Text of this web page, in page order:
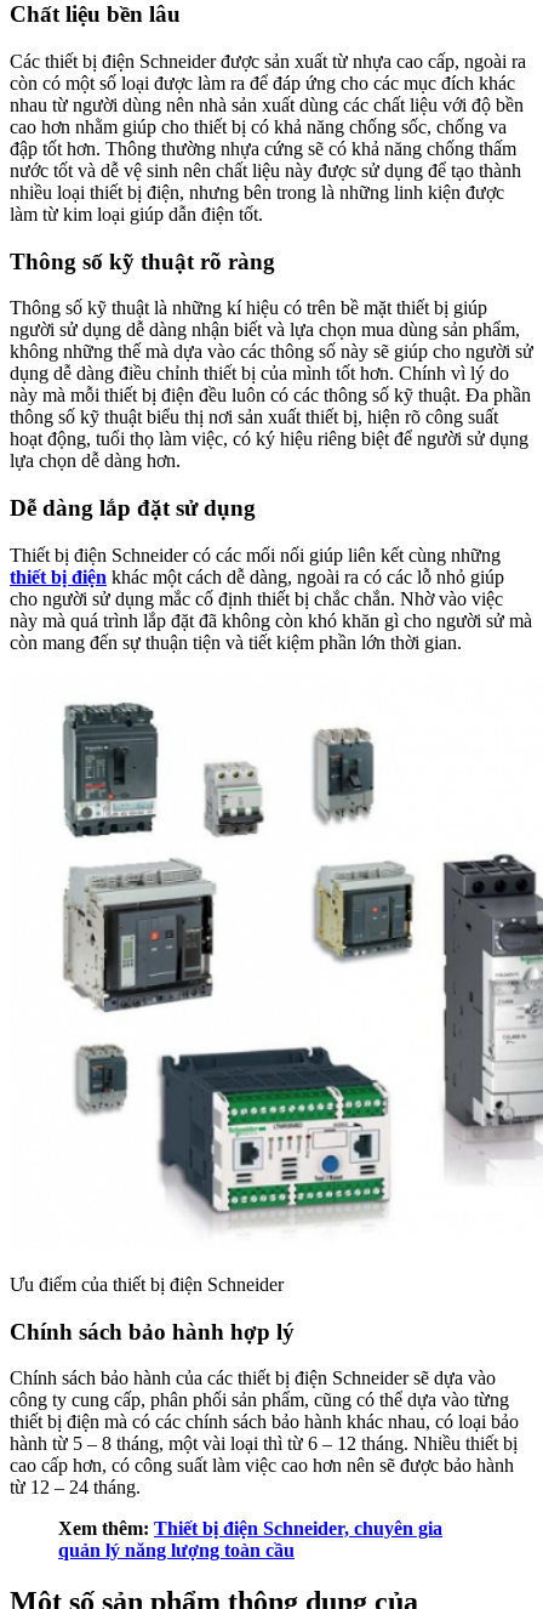
Chất liệu bền lâu
Các thiết bị điện Schneider được sản xuất từ nhựa cao cấp, ngoài ra
còn có một số loại được làm ra để đáp ứng cho các mục đích khác
nhau từ người dùng nên nhà sản xuất dùng các chất liệu với độ bền
cao hơn nhằm giúp cho thiết bị có khả năng chống sốc, chống va
đập tốt hơn. Thông thường nhựa cứng sẽ có khả năng chống thấm
nước tốt và dễ vệ sinh nên chất liệu này được sử dụng để tạo thành
nhiều loại thiết bị điện, nhưng bên trong là những linh kiện được
làm từ kim loại giúp dẫn điện tốt.
Thông số kỹ thuật rõ ràng
Thông số kỹ thuật là những kí hiệu có trên bề mặt thiết bị giúp
người sử dụng dễ dàng nhận biết và lựa chọn mua dùng sản phẩm,
không những thế mà dựa vào các thông số này sẽ giúp cho người sử
dụng dễ dàng điều chỉnh thiết bị của mình tốt hơn. Chính vì lý do
này mà mỗi thiết bị điện đều luôn có các thông số kỹ thuật. Đa phần
thông số kỹ thuật biểu thị nơi sản xuất thiết bị, hiện rõ công suất
hoạt động, tuổi thọ làm việc, có ký hiệu riêng biệt để người sử dụng
lựa chọn dễ dàng hơn.
Dễ dàng lắp đặt sử dụng
Thiết bị điện Schneider có các mối nối giúp liên kết cùng những
thiết bị điện khác một cách dễ dàng, ngoài ra có các lỗ nhỏ giúp
cho người sử dụng mắc cố định thiết bị chắc chắn. Nhờ vào việc
này mà quá trình lắp đặt đã không còn khó khăn gì cho người sử mà
còn mang đến sự thuận tiện và tiết kiệm phần lớn thời gian.
Ưu điểm của thiết bị điện Schneider
Chính sách bảo hành hợp lý
Chính sách bảo hành của các thiết bị điện Schneider sẽ dựa vào
công ty cung cấp, phân phối sản phẩm, cũng có thể dựa vào từng
thiết bị điện mà có các chính sách bảo hành khác nhau, có loại bảo
hành từ 5 – 8 tháng, một vài loại thì từ 6 – 12 tháng. Nhiều thiết bị
cao cấp hơn, có công suất làm việc cao hơn nên sẽ được bảo hành
từ 12 – 24 tháng.
Xem thêm: Thiết bị điện Schneider, chuyên gia
quản lý năng lượng toàn cầu
Một số sản phẩm thông dụng của